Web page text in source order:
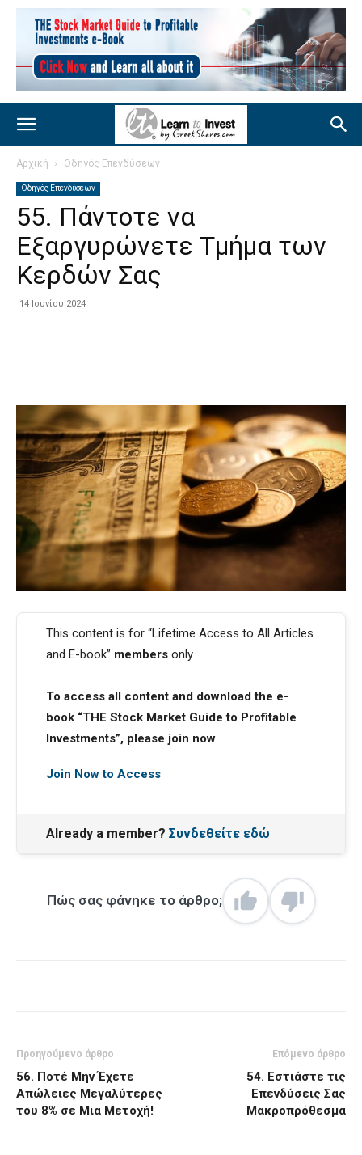
Αρχική Οδηγός Επενδύσεων
Οδηγός Επενδύσεων
55. Πάντοτε να
Εξαργυρώνετε Τμήμα των
Κερδών Σας
14 Ιουνίου 2024
This content is for “Lifetime Access to All Articles
and E-book” members only.
To access all content and download the e-
book “THE Stock Market Guide to Profitable
Investments”, please join now
Join Now to Access
Already a member? Συνδεθείτε εδώ
Πώς σας φάνηκε το άρθρο;
Προηγούμενο άρθρο
56. Ποτέ Μην Έχετε
Απώλειες Μεγαλύτερες
του 8% σε Μια Μετοχή!
Επόμενο άρθρο
54. Εστιάστε τις
Επενδύσεις Σας
Μακροπρόθεσμα